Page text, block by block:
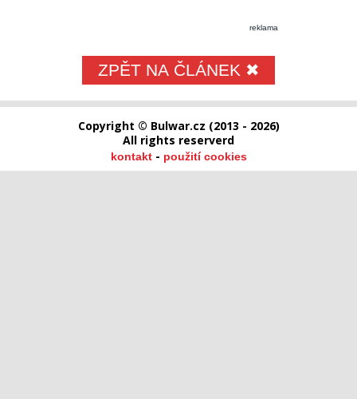
reklama
ZPĚT NA ČLÁNEK ✖
Copyright © Bulwar.cz (2013 - 2026)
All rights reserverd
kontakt- použití cookies